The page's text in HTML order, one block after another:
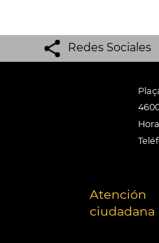
Redes Sociales
Atención
ciudadana